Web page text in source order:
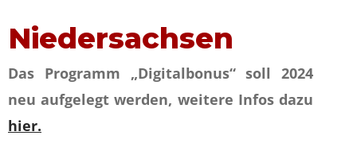
Niedersachsen
Das Programm „Digitalbonus“ soll 2024
neu aufgelegt werden, weitere Infos dazu
hier.